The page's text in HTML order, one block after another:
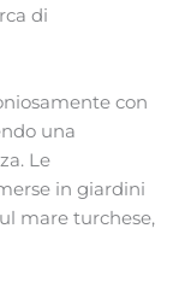
di
con
una
Le
in giardini
mare turchese,